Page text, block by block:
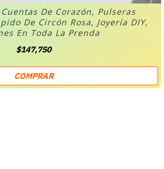
De Corazón, Pulseras
De Circón Rosa, Joyería DIY,
En Toda La Prenda
$147,750
COMPRAR